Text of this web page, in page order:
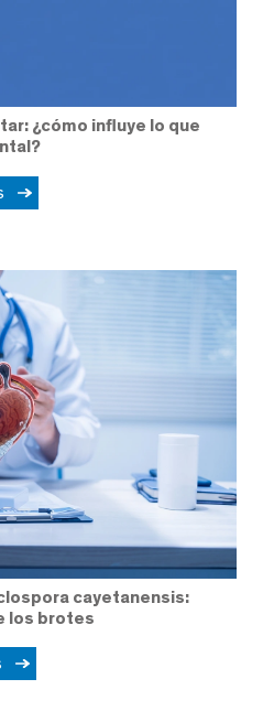
¿cómo influye lo que
cayetanensis:
los brotes